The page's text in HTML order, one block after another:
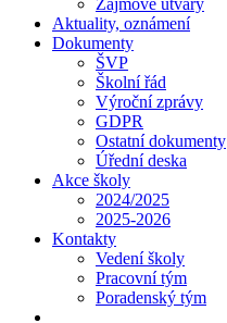
Zájmové útvary
Aktuality, oznámení
Dokumenty
ŠVP
Školní řád
Výroční zprávy
GDPR
Ostatní dokumenty
Úřední deska
Akce školy
2024/2025
2025-2026
Kontakty
Vedení školy
Pracovní tým
Poradenský tým